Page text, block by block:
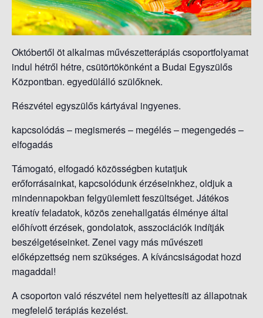
Á
S
A
Októbertől öt alkalmas művészetterápiás csoportfolyamat
indul hétről hétre, csütörtökönként a Budai Egyszülős
Központban. egyedülálló szülőknek.
Részvétel egyszülős kártyával ingyenes.
kapcsolódás – megismerés – megélés – megengedés –
elfogadás
Támogató, elfogadó közösségben kutatjuk
erőforrásainkat, kapcsolódunk érzéseinkhez, oldjuk a
mindennapokban felgyülemlett feszültséget. Játékos
kreatív feladatok, közös zenehallgatás élménye által
előhívott érzések, gondolatok, asszociációk indítják
beszélgetéseinket. Zenei vagy más művészeti
előképzettség nem szükséges. A kíváncsiságodat hozd
magaddal!
A csoporton való részvétel nem helyettesíti az állapotnak
megfelelő terápiás kezelést.